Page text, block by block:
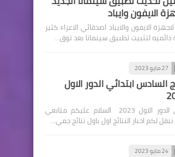
الايفون وايباد
الايفون والايباد اصدقائي الاعزاء كثير
لتثبيت تطبيق سينمانا بعد توق…
27 مايو 2023
السادس ابتدائي الدور الاول
نتائج السادس ابتدائي الدور الاول 2023 السلام عليكم متابعي
لكم اخبار النتائج اول باول نتائج جمي…
24 مايو 2023
تقدم مقترحاً
مبالغ نقدية
الفقيرة